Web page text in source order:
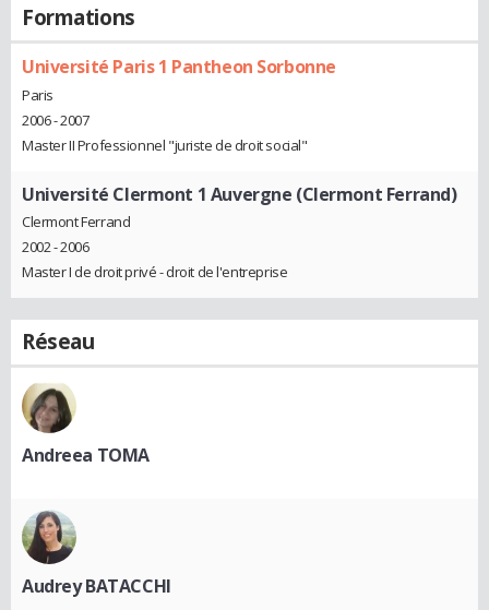
Formations
Université Paris 1 Pantheon Sorbonne
Paris
2006 - 2007
Master II Professionnel "juriste de droit social"
Université Clermont 1 Auvergne (Clermont Ferrand)
Clermont Ferrand
2002 - 2006
Master I de droit privé - droit de l'entreprise
Réseau
Andreea TOMA
Audrey BATACCHI